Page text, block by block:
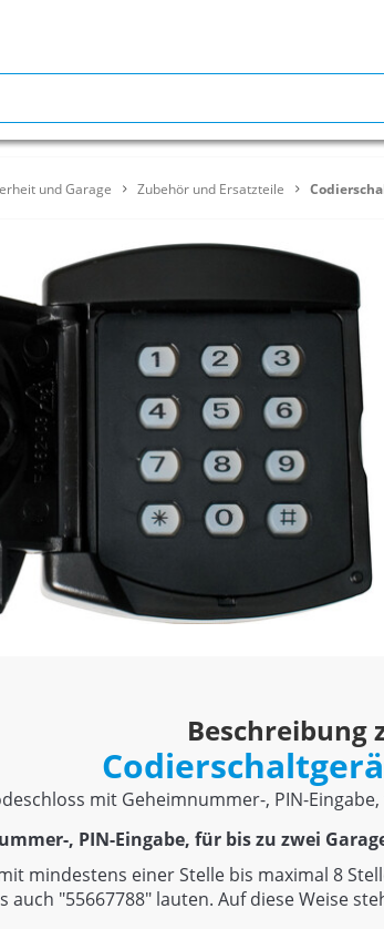
und Garage Zubehör und Ersatzteile
Beschreibung
mit Geheimnummer-, PIN-
, PIN-Eingabe, für bis zu zwei
mindestens einer Stelle bis maximal 8
auch "55667788" lauten. Auf diese Weise